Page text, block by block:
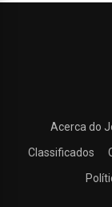
Acerca do
Classificados